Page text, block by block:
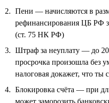
Пени — начисляются в
рефинансирования ЦБ РФ
(ст. 75 НК РФ)
Штраф за неуплату — до
просрочка произошла без
налоговая докажет, что ты
Блокировка счёта — при
может заморозить